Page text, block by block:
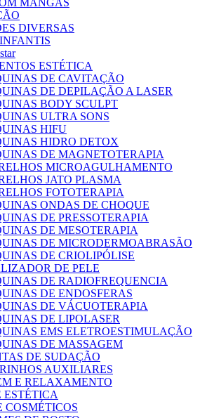
MANGAS
DIVERSAS
ESTÉTICA
DE CAVITAÇÃO
DE DEPILAÇÃO A LASER
BODY SCULPT
ULTRA SONS
HIFU
HIDRO DETOX
DE MAGNETOTERAPIA
MICROAGULHAMENTO
JATO PLASMA
FOTOTERAPIA
ONDAS DE CHOQUE
DE PRESSOTERAPIA
DE MESOTERAPIA
DE MICRODERMOABRASÃO
DE CRIOLIPÓLISE
DE PELE
DE RADIOFREQUENCIA
DE ENDOSFERAS
DE VÁCUOTERAPIA
DE LIPOLASER
EMS ELETROESTIMULAÇÃO
DE MASSAGEM
DE SUDAÇÃO
AUXILIARES
E RELAXAMENTO
ESTÉTICA
COSMÉTICOS